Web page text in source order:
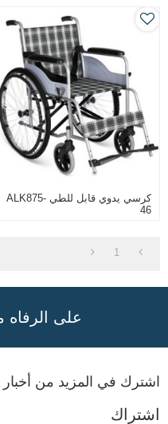
كرسي يدوي قابل للطي ALK875-
46
1
على الرفاه
اشترك في المزيد من أخبار
اشتراك